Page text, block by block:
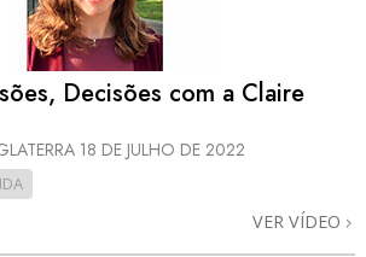
Decisões com a Claire
18 DE JULHO DE 2022
VER VÍDEO